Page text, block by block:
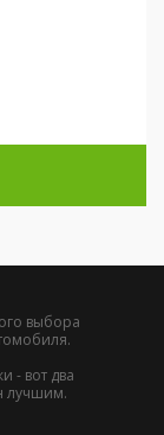
выбора
- вот два
лучшим.